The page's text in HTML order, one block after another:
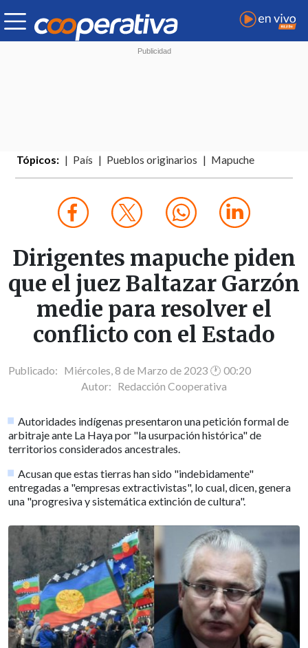
Tópicos: País Pueblos originarios Mapuche
Dirigentes mapuche piden
que el juez Baltazar Garzón
medie para resolver el
conflicto con el Estado
Publicado: Miércoles, 8 de Marzo de 2023 🕐 00:20
Autor: Redacción Cooperativa
Autoridades indígenas presentaron una petición formal de
arbitraje ante La Haya por "la usurpación histórica" de
territorios considerados ancestrales.
Acusan que estas tierras han sido "indebidamente"
entregadas a "empresas extractivistas", lo cual, dicen, genera
una "progresiva y sistemática extinción de cultura".